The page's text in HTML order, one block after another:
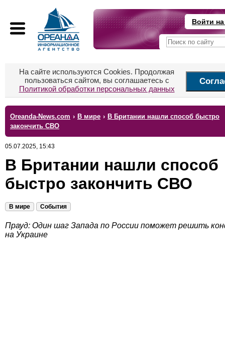
Войти
На сайте используются Cookies. Продолжая
пользоваться сайтом, вы соглашаетесь с
Политикой обработки персональных данных
Oreanda-News.com › В мире › В Британии нашли способ быстро
закончить СВО
05.07.2025, 15:43
В Британии нашли способ
быстро закончить СВО
В мире События
Прауд: Один шаг Запада по России поможет решить
на Украине